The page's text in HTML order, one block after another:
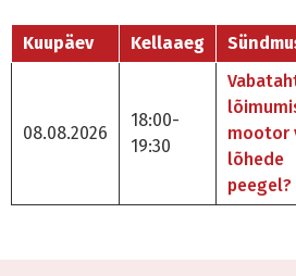
Kuupäev Kellaaeg
08.08.2026
18:00-
19:30
mootor
lõhede
peegel?